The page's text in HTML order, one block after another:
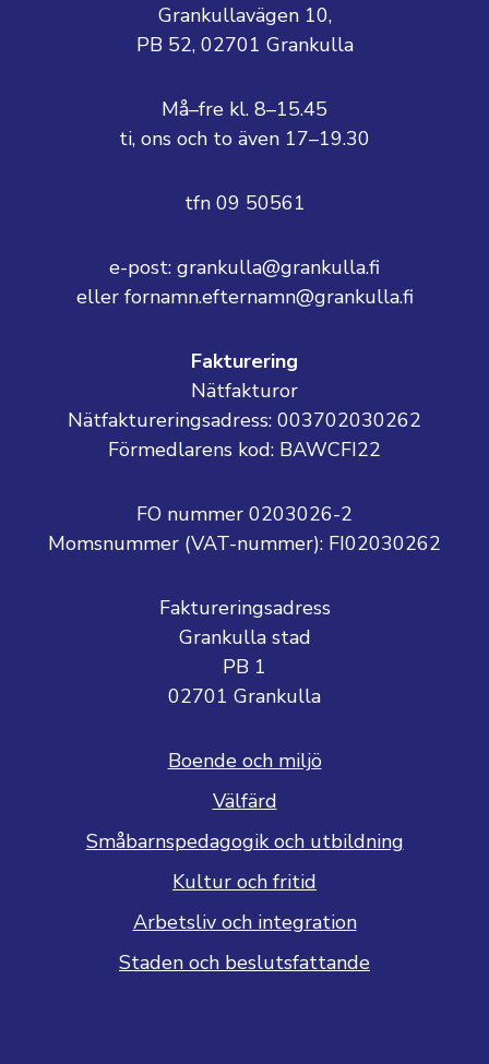
Grankullavägen 10,
PB 52, 02701 Grankulla
Må–fre kl. 8–15.45
ti, ons och to även 17–19.30
tfn 09 50561
e-post: grankulla@grankulla.fi
eller fornamn.efternamn@grankulla.fi
Fakturering
Nätfakturor
Nätfaktureringsadress: 003702030262
Förmedlarens kod: BAWCFI22
FO nummer 0203026-2
Momsnummer (VAT-nummer): FI02030262
Faktureringsadress
Grankulla stad
PB 1
02701 Grankulla
Boende och miljö
Välfärd
Småbarnspedagogik och utbildning
Kultur och fritid
Arbetsliv och integration
Staden och beslutsfattande